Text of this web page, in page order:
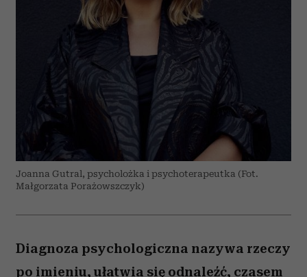
Joanna Gutral, psycholożka i psychoterapeutka (Fot.
Małgorzata Porażowszczyk)
Diagnoza psychologiczna nazywa rzeczy
po imieniu, ułatwia się odnaleźć, czasem